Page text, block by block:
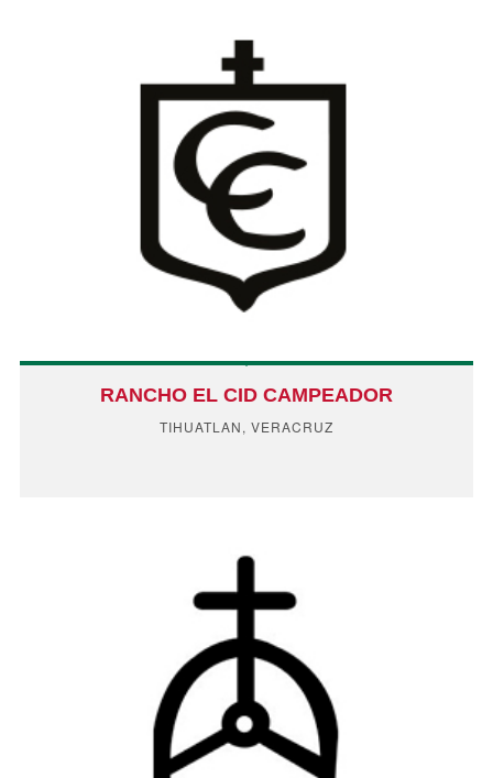
RANCHO EL CID CAMPEADOR
TIHUATLAN, VERACRUZ